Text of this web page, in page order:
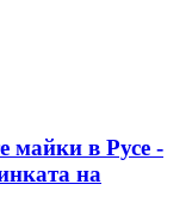
майки в Русе -
на